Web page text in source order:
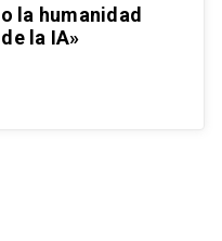
la humanidad
la IA»